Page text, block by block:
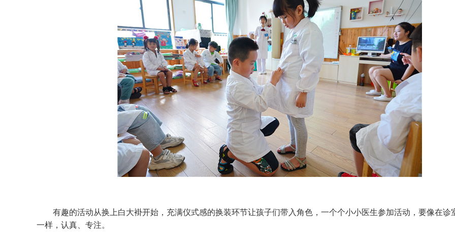
有趣的活动从换上白大褂开始，充满仪式感的换装环节让孩子们带入角色，一个个小小医生参加活动，要像在诊
一样，认真、专注。